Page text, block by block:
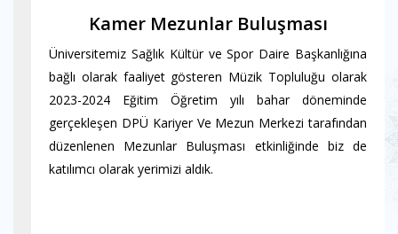
Kamer Mezunlar Buluşması
Üniversitemiz Sağlık Kültür ve Spor Daire Başkanlığına
bağlı olarak faaliyet gösteren Müzik Topluluğu olarak
2023-2024 Eğitim Öğretim yılı bahar döneminde
gerçekleşen DPÜ Kariyer Ve Mezun Merkezi tarafından
düzenlenen Mezunlar Buluşması etkinliğinde biz de
katılımcı olarak yerimizi aldık.